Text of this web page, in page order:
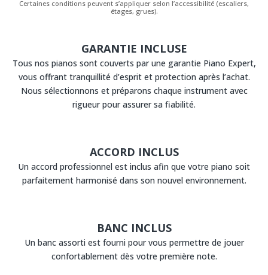
Certaines conditions peuvent s’appliquer selon l’accessibilité (escaliers,
étages, grues).
GARANTIE INCLUSE
Tous nos pianos sont couverts par une garantie Piano Expert,
vous offrant tranquillité d’esprit et protection après l’achat.
Nous sélectionnons et préparons chaque instrument avec
rigueur pour assurer sa fiabilité.
ACCORD INCLUS
Un accord professionnel est inclus afin que votre piano soit
parfaitement harmonisé dans son nouvel environnement.
BANC INCLUS
Un banc assorti est fourni pour vous permettre de jouer
confortablement dès votre première note.